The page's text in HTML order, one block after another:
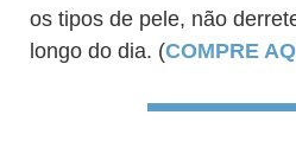
os tipos de pele, não
longo do dia. (COMPRE